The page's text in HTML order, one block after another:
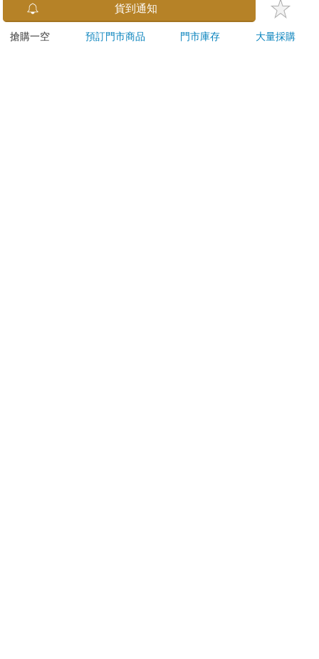
金石堂及銀行均不會請您操作ATM! 如接獲電話要求您前往
ATM提款機，請不要聽從指示，以免受騙上當！
貨到通知
搶購一空 預訂門市商品 門市庫存 大量採購